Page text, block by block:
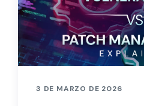
3 DE MARZO DE 2026